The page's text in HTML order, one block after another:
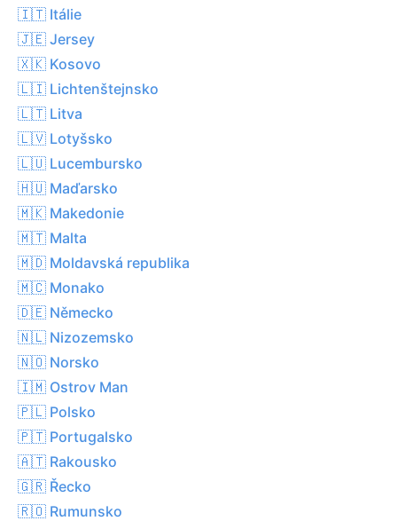
🇮🇹 Itálie
🇯🇪 Jersey
🇽🇰 Kosovo
🇱🇮 Lichtenštejnsko
🇱🇹 Litva
🇱🇻 Lotyšsko
🇱🇺 Lucembursko
🇭🇺 Maďarsko
🇲🇰 Makedonie
🇲🇹 Malta
🇲🇩 Moldavská republika
🇲🇨 Monako
🇩🇪 Německo
🇳🇱 Nizozemsko
🇳🇴 Norsko
🇮🇲 Ostrov Man
🇵🇱 Polsko
🇵🇹 Portugalsko
🇦🇹 Rakousko
🇬🇷 Řecko
🇷🇴 Rumunsko